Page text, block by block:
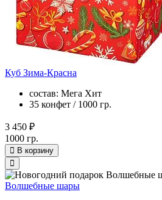
Куб Зима-Красна
состав: Мега Хит
35 конфет / 1000 гр.
3 450 ₽
1000 гр.
В корзину
Волшебные шары